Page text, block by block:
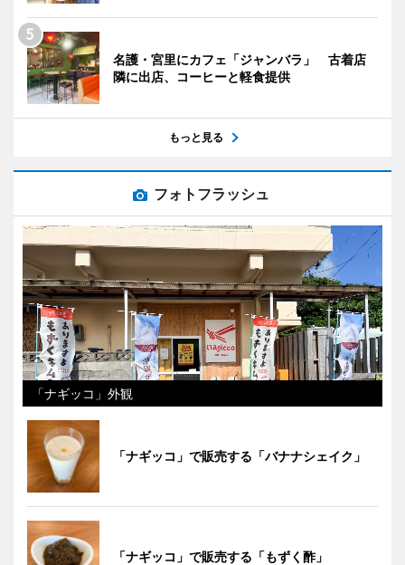
名護・宮里にカフェ「ジャンバラ」 古着店
隣に出店、コーヒーと軽食提供
もっと見る
フォトフラッシュ
「ナギッコ」外観
「ナギッコ」で販売する「バナナシェイク」
「ナギッコ」で販売する「もずく酢」